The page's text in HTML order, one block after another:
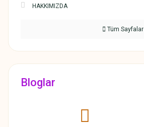
HAKKIMIZDA
Tüm Sayfalar
Bloglar